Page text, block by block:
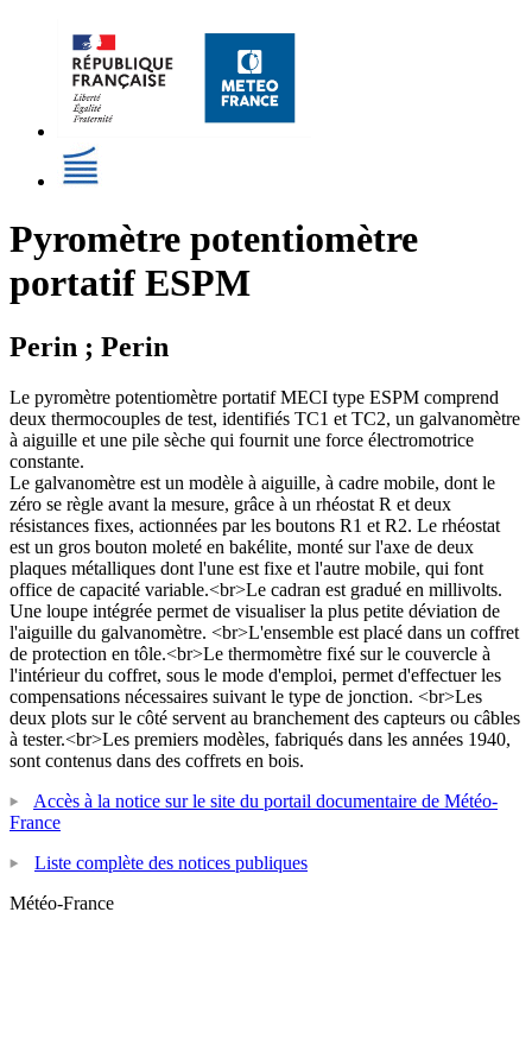
Pyromètre potentiomètre
portatif ESPM
Perin ; Perin
Le pyromètre potentiomètre portatif MECI type ESPM comprend
deux thermocouples de test, identifiés TC1 et TC2, un galvanomètre
à aiguille et une pile sèche qui fournit une force électromotrice
constante.
Le galvanomètre est un modèle à aiguille, à cadre mobile, dont le
zéro se règle avant la mesure, grâce à un rhéostat R et deux
résistances fixes, actionnées par les boutons R1 et R2. Le rhéostat
est un gros bouton moleté en bakélite, monté sur l'axe de deux
plaques métalliques dont l'une est fixe et l'autre mobile, qui font
office de capacité variable.<br>Le cadran est gradué en millivolts.
Une loupe intégrée permet de visualiser la plus petite déviation de
l'aiguille du galvanomètre. <br>L'ensemble est placé dans un coffret
de protection en tôle.<br>Le thermomètre fixé sur le couvercle à
l'intérieur du coffret, sous le mode d'emploi, permet d'effectuer les
compensations nécessaires suivant le type de jonction. <br>Les
deux plots sur le côté servent au branchement des capteurs ou câbles
à tester.<br>Les premiers modèles, fabriqués dans les années 1940,
sont contenus dans des coffrets en bois.
Accès à la notice sur le site du portail documentaire de Météo-
France
Liste complète des notices publiques
Météo-France